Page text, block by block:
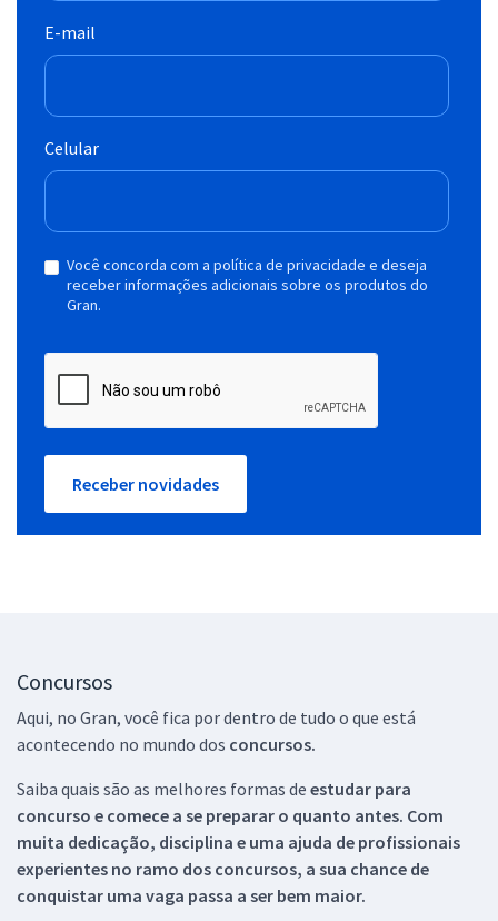
E-mail
Celular
Você concorda com a política de privacidade e deseja
receber informações adicionais sobre os produtos do
Gran.
Receber novidades
Concursos
Aqui, no Gran, você fica por dentro de tudo o que está
acontecendo no mundo dos concursos.
Saiba quais são as melhores formas de estudar para
concurso e comece a se preparar o quanto antes. Com
muita dedicação, disciplina e uma ajuda de profissionais
experientes no ramo dos concursos, a sua chance de
conquistar uma vaga passa a ser bem maior.